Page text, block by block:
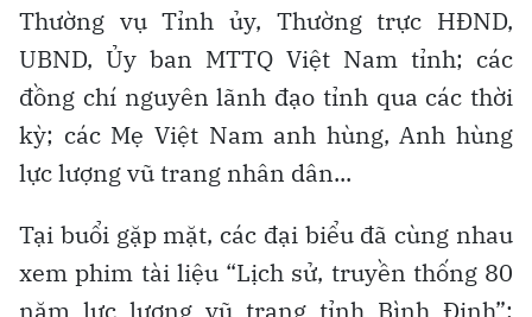
Thường vụ Tỉnh ủy, Thường trực HĐND,
UBND, Ủy ban MTTQ Việt Nam tỉnh; các
đồng chí nguyên lãnh đạo tỉnh qua các thời
kỳ; các Mẹ Việt Nam anh hùng, Anh hùng
lực lượng vũ trang nhân dân...
Tại buổi gặp mặt, các đại biểu đã cùng nhau
xem phim tài liệu “Lịch sử, truyền thống 80